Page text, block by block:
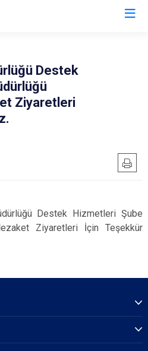
Destek
Ziyaretleri
Destek Hizmetleri Şube
Ziyaretleri İçin Teşekkür